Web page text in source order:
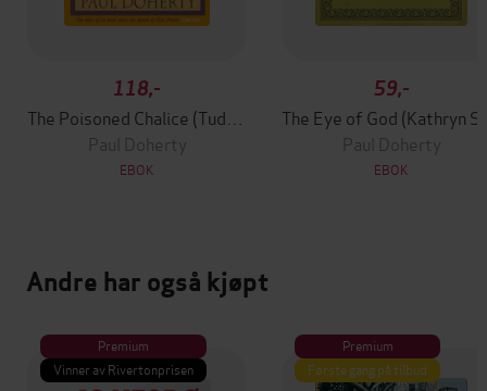
118,-
Paul Doherty
EBOK
59,-
Paul Doherty
EBOK
Andre har også kjøpt
Premium
Vinner av Rivertonprisen
Premium
Første gang på tilbud